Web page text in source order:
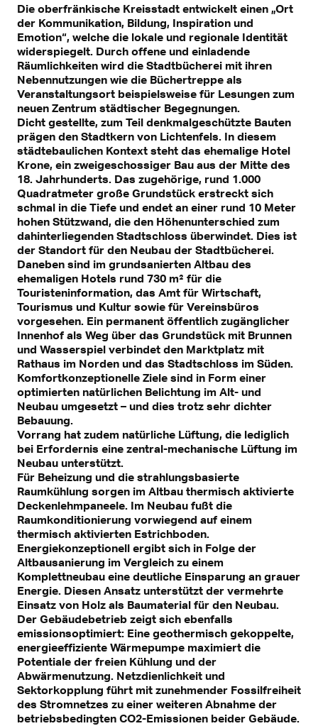
Die oberfränkische Kreisstadt entwickelt einen „Ort
der Kommunikation, Bildung, Inspiration und
Emotion“, welche die lokale und regionale Identität
widerspiegelt. Durch offene und einladende
Räumlichkeiten wird die Stadtbücherei mit ihren
Nebennutzungen wie die Büchertreppe als
Veranstaltungsort beispielsweise für Lesungen zum
neuen Zentrum städtischer Begegnungen.
Dicht gestellte, zum Teil denkmalgeschützte Bauten
prägen den Stadtkern von Lichtenfels. In diesem
städtebaulichen Kontext steht das ehemalige Hotel
Krone, ein zweigeschossiger Bau aus der Mitte des
18. Jahrhunderts. Das zugehörige, rund 1.000
Quadratmeter große Grundstück erstreckt sich
schmal in die Tiefe und endet an einer rund 10 Meter
hohen Stützwand, die den Höhenunterschied zum
dahinterliegenden Stadtschloss überwindet. Dies ist
der Standort für den Neubau der Stadtbücherei.
Daneben sind im grundsanierten Altbau des
ehemaligen Hotels rund 730 m² für die
Touristeninformation, das Amt für Wirtschaft,
Tourismus und Kultur sowie für Vereinsbüros
vorgesehen. Ein permanent öffentlich zugänglicher
Innenhof als Weg über das Grundstück mit Brunnen
und Wasserspiel verbindet den Marktplatz mit
Rathaus im Norden und das Stadtschloss im Süden.
Komfortkonzeptionelle Ziele sind in Form einer
optimierten natürlichen Belichtung im Alt- und
Neubau umgesetzt – und dies trotz sehr dichter
Bebauung.
Vorrang hat zudem natürliche Lüftung, die lediglich
bei Erfordernis eine zentral-mechanische Lüftung im
Neubau unterstützt.
Für Beheizung und die strahlungsbasierte
Raumkühlung sorgen im Altbau thermisch aktivierte
Deckenlehmpaneele. Im Neubau fußt die
Raumkonditionierung vorwiegend auf einem
thermisch aktivierten Estrichboden.
Energiekonzeptionell ergibt sich in Folge der
Altbausanierung im Vergleich zu einem
Komplettneubau eine deutliche Einsparung an grauer
Energie. Diesen Ansatz unterstützt der vermehrte
Einsatz von Holz als Baumaterial für den Neubau.
Der Gebäudebetrieb zeigt sich ebenfalls
emissionsoptimiert: Eine geothermisch gekoppelte,
energieeffiziente Wärmepumpe maximiert die
Potentiale der freien Kühlung und der
Abwärmenutzung. Netzdienlichkeit und
Sektorkopplung führt mit zunehmender Fossilfreiheit
des Stromnetzes zu einer weiteren Abnahme der
betriebsbedingten CO2-Emissionen beider Gebäude.